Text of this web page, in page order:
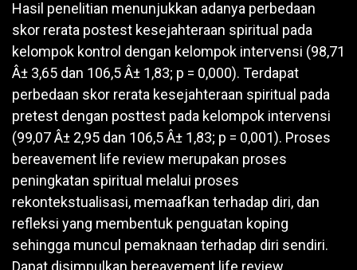
Hasil penelitian menunjukkan adanya perbedaan
skor rerata postest kesejahteraan spiritual pada
kelompok kontrol dengan kelompok intervensi (98,71
Â± 3,65 dan 106,5 Â± 1,83; p = 0,000). Terdapat
perbedaan skor rerata kesejahteraan spiritual pada
pretest dengan posttest pada kelompok intervensi
(99,07 Â± 2,95 dan 106,5 Â± 1,83; p = 0,001). Proses
bereavement life review merupakan proses
peningkatan spiritual melalui proses
rekontekstualisasi, memaafkan terhadap diri, dan
refleksi yang membentuk penguatan koping
sehingga muncul pemaknaan terhadap diri sendiri.
Dapat disimpulkan bereavement life review